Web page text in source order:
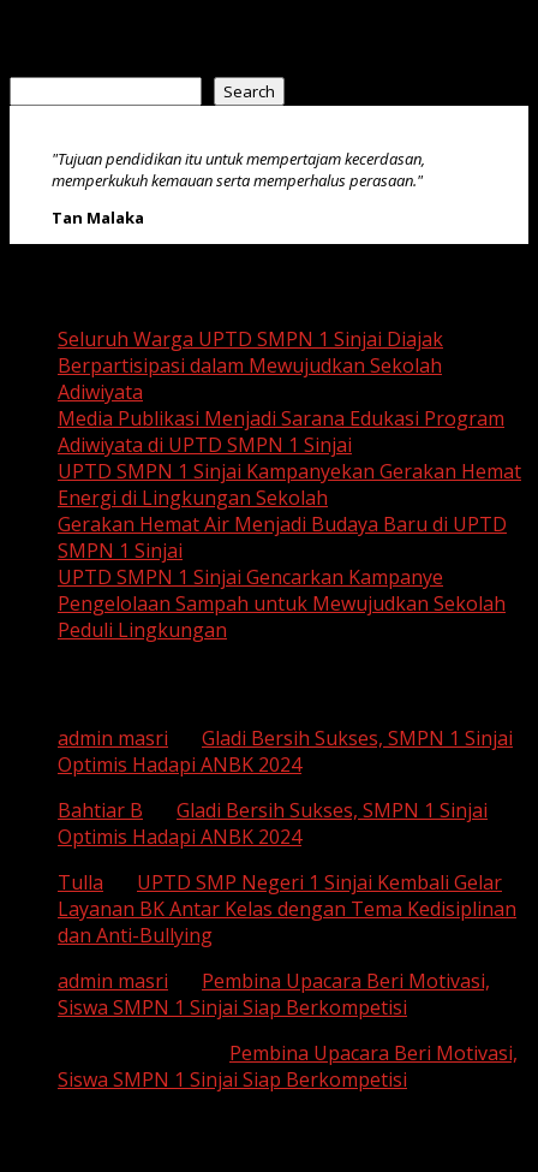
Search
"Tujuan pendidikan itu untuk mempertajam kecerdasan,
memperkukuh kemauan serta memperhalus perasaan."
Tan Malaka
Seluruh Warga UPTD SMPN 1 Sinjai Diajak
Berpartisipasi dalam Mewujudkan Sekolah
Adiwiyata
Media Publikasi Menjadi Sarana Edukasi Program
Adiwiyata di UPTD SMPN 1 Sinjai
UPTD SMPN 1 Sinjai Kampanyekan Gerakan Hemat
Energi di Lingkungan Sekolah
Gerakan Hemat Air Menjadi Budaya Baru di UPTD
SMPN 1 Sinjai
UPTD SMPN 1 Sinjai Gencarkan Kampanye
Pengelolaan Sampah untuk Mewujudkan Sekolah
Peduli Lingkungan
admin masri
Gladi Bersih Sukses, SMPN 1 Sinjai
Optimis Hadapi ANBK 2024
Bahtiar B
Gladi Bersih Sukses, SMPN 1 Sinjai
Optimis Hadapi ANBK 2024
Tulla
UPTD SMP Negeri 1 Sinjai Kembali Gelar
Layanan BK Antar Kelas dengan Tema Kedisiplinan
dan Anti-Bullying
admin masri
Pembina Upacara Beri Motivasi,
Siswa SMPN 1 Sinjai Siap Berkompetisi
Pembina Upacara Beri Motivasi,
Siswa SMPN 1 Sinjai Siap Berkompetisi